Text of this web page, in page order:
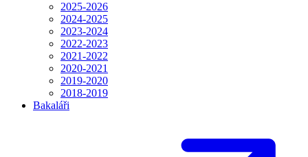
2025-2026
2024-2025
2023-2024
2022-2023
2021-2022
2020-2021
2019-2020
2018-2019
Bakaláři